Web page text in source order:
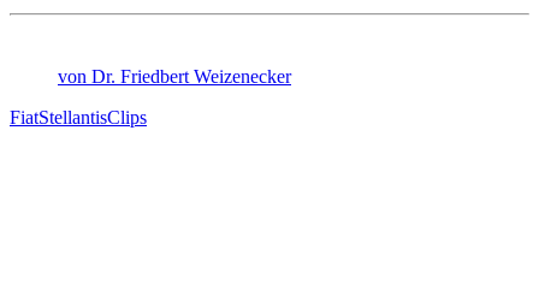
von Dr. Friedbert Weizenecker
FiatStellantisClips